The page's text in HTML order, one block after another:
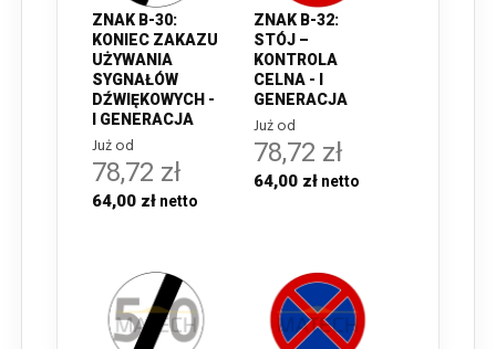
ZNAK B-30:
KONIEC ZAKAZU
UŻYWANIA
SYGNAŁÓW
DŹWIĘKOWYCH -
I GENERACJA
Już od
78,72 zł
64,00 zł
ZNAK B-32:
STÓJ –
KONTROLA
CELNA - I
GENERACJA
Już od
78,72 zł
64,00 zł